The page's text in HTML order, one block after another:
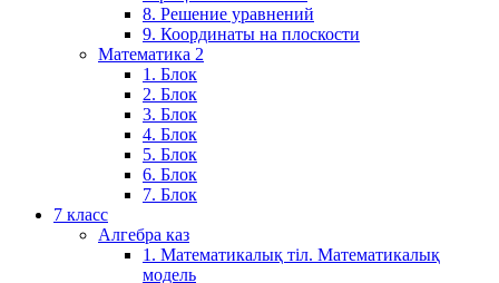
8. Решение уравнений
9. Координаты на плоскости
Математика 2
1. Блок
2. Блок
3. Блок
4. Блок
5. Блок
6. Блок
7. Блок
7 класс
Алгебра каз
1. Математикалық тіл. Математикалық
модель